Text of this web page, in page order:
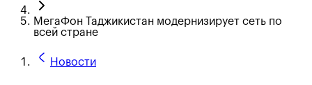
МегаФон Таджикистан модернизирует сеть по
всей стране
Новости